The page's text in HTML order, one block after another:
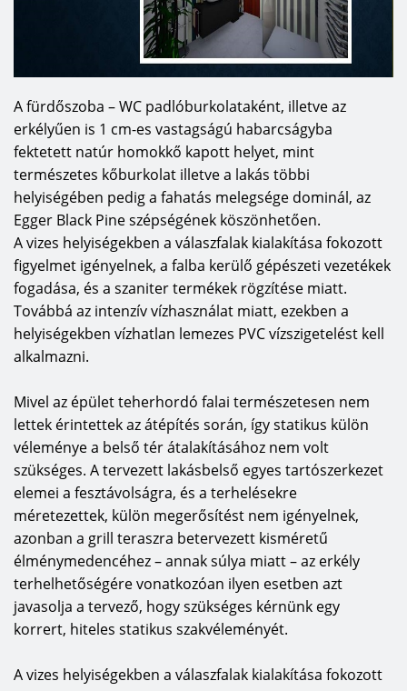
A fürdőszoba – WC padlóburkolataként, illetve az
erkélyűen is 1 cm-es vastagságú habarcságyba
fektetett natúr homokkő kapott helyet, mint
természetes kőburkolat illetve a lakás többi
helyiségében pedig a fahatás melegsége dominál, az
Egger Black Pine szépségének köszönhetően.
A vizes helyiségekben a válaszfalak kialakítása fokozott
figyelmet igényelnek, a falba kerülő gépészeti vezetékek
fogadása, és a szaniter termékek rögzítése miatt.
Továbbá az intenzív vízhasználat miatt, ezekben a
helyiségekben vízhatlan lemezes PVC vízszigetelést kell
alkalmazni.
Mivel az épület teherhordó falai természetesen nem
lettek érintettek az átépítés során, így statikus külön
véleménye a belső tér átalakításához nem volt
szükséges. A tervezett lakásbelső egyes tartószerkezet
elemei a fesztávolságra, és a terhelésekre
méretezettek, külön megerősítést nem igényelnek,
azonban a grill teraszra betervezett kisméretű
élménymedencéhez – annak súlya miatt – az erkély
terhelhetőségére vonatkozóan ilyen esetben azt
javasolja a tervező, hogy szükséges kérnünk egy
korrert, hiteles statikus szakvéleményét.
A vizes helyiségekben a válaszfalak kialakítása fokozott